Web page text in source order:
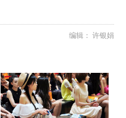
编辑： 许银娟